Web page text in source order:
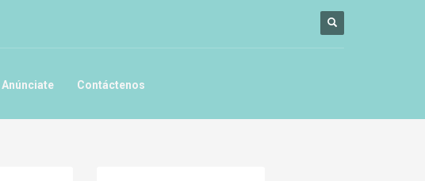
Anúnciate Contáctenos